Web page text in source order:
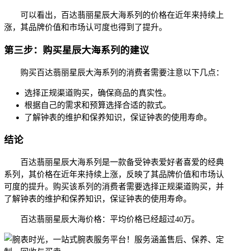
可以看出，百达翡丽星辰大海系列的价格在近年来持续上
涨，其品牌价值和市场认可度也得到了提升。
第三步：购买星辰大海系列的建议
购买百达翡丽星辰大海系列的消费者需要注意以下几点：
选择正规渠道购买，确保商品的真实性。
根据自己的需求和预算选择合适的款式。
了解钟表的维护和保养知识，保证钟表的使用寿命。
结论
百达翡丽星辰大海系列是一款备受钟表爱好者喜爱的经典
系列，其价格在近年来持续上涨，反映了其品牌价值和市场认
可度的提升。购买该系列的消费者需要选择正规渠道购买，并
了解钟表的维护和保养知识，保证钟表的使用寿命。
百达翡丽星辰大海价格：平均价格已经超过40万。